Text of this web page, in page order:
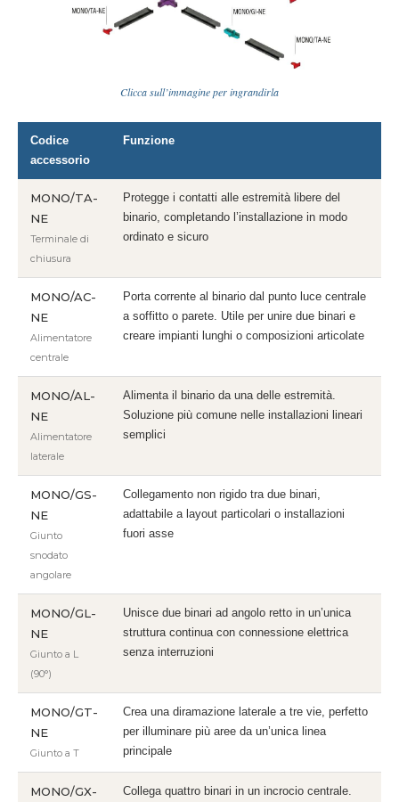
Clicca sull’immagine per ingrandirla
Codice
accessorio
Funzione
MONO/TA-
NE
Terminale di
chiusura
Protegge i contatti alle estremità libere del
binario, completando l’installazione in modo
ordinato e sicuro
MONO/AC-
NE
Alimentatore
centrale
Porta corrente al binario dal punto luce centrale
a soffitto o parete. Utile per unire due binari e
creare impianti lunghi o composizioni articolate
MONO/AL-
NE
Alimentatore
laterale
Alimenta il binario da una delle estremità.
Soluzione più comune nelle installazioni lineari
semplici
MONO/GS-
NE
Giunto
snodato
angolare
Collegamento non rigido tra due binari,
adattabile a layout particolari o installazioni
fuori asse
MONO/GL-
NE
Giunto a L
(90°)
Unisce due binari ad angolo retto in un’unica
struttura continua con connessione elettrica
senza interruzioni
MONO/GT-
NE
Giunto a T
Crea una diramazione laterale a tre vie, perfetto
per illuminare più aree da un’unica linea
principale
MONO/GX-
Collega quattro binari in un incrocio centrale.